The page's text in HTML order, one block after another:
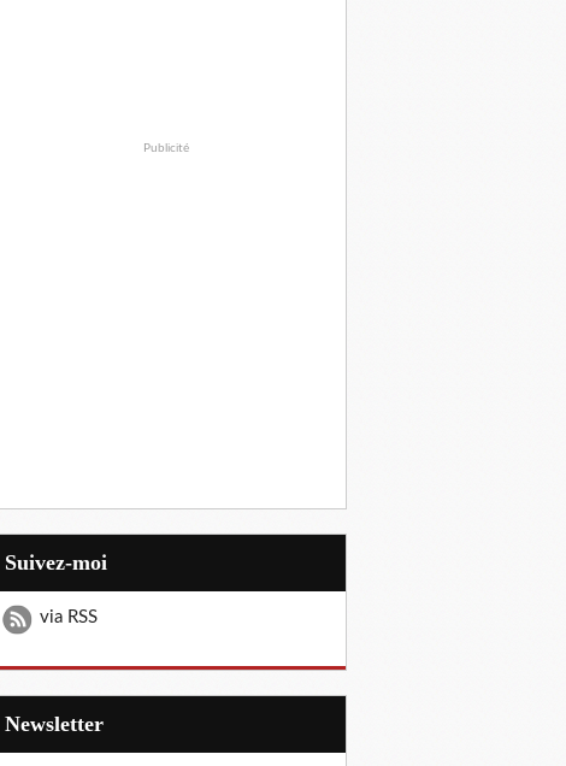
Publicité
Suivez-moi
via RSS
Newsletter